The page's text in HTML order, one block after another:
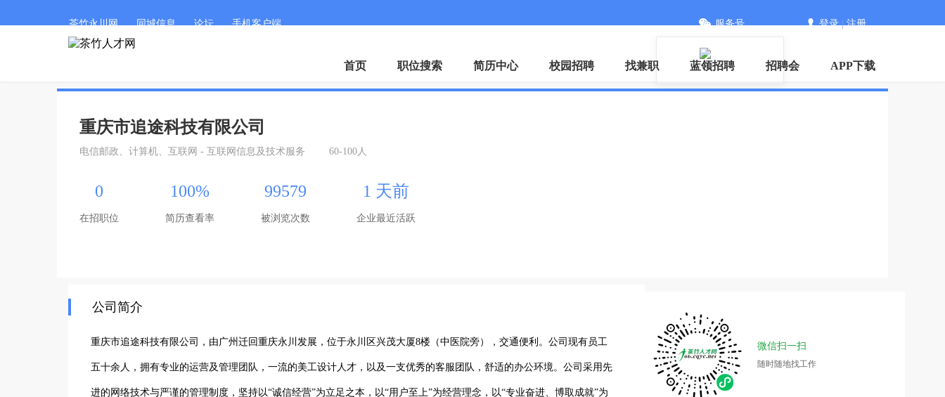
茶竹永川网 同城信息 论坛 手机客户端
微信
服务号 登录|注册
首页 职位搜索 简历中心 校园招聘 找兼职 蓝领招聘 招聘会 APP下载
重庆市追途科技有限公司
电信邮政、计算机、互联网 - 互联网信息及技术服务 60-100人
0
在招职位
100%
简历查看率
99579
被浏览次数
1 天前
企业最近活跃
公司简介
重庆市追途科技有限公司，由广州迁回重庆永川发展，位于永川区兴茂大厦8楼（中医院旁），交通便利。公司现有员工
五十余人，拥有专业的运营及管理团队，一流的美工设计人才，以及一支优秀的客服团队，舒适的办公环境。公司采用先
进的网络技术与严谨的管理制度，坚持以“诚信经营”为立足之本，以“用户至上”为经营理念，以“专业奋进、博取成就”为
微信扫一扫
随时随地找工作